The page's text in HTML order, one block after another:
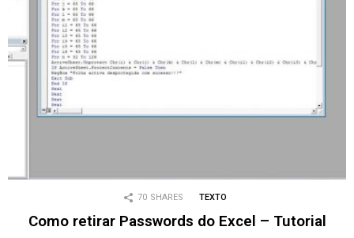
70 SHARES TEXTO
Como retirar Passwords do Excel – Tutorial